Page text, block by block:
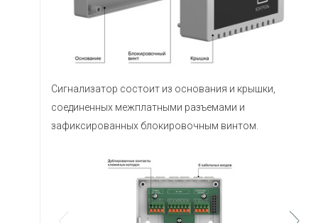
Сигнализатор состоит из основания и крышки,
соединенных межплатными разъемами и
зафиксированных блокировочным винтом.